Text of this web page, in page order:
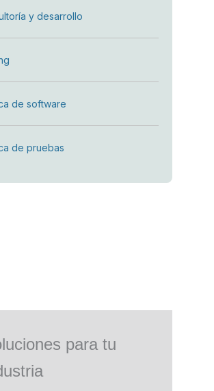
y desarrollo
de software
de pruebas
para tu